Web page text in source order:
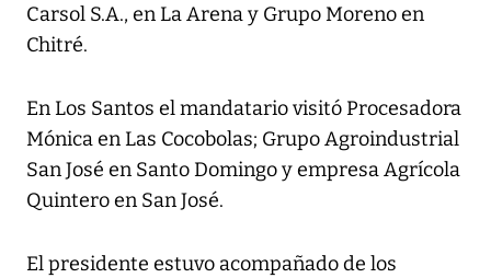
Carsol S.A., en La Arena y Grupo Moreno en
Chitré.
En Los Santos el mandatario visitó Procesadora
Mónica en Las Cocobolas; Grupo Agroindustrial
San José en Santo Domingo y empresa Agrícola
Quintero en San José.
El presidente estuvo acompañado de los